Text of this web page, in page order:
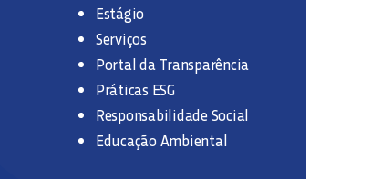
Estágio
Serviços
Portal da Transparência
Práticas ESG
Responsabilidade Social
Educação Ambiental